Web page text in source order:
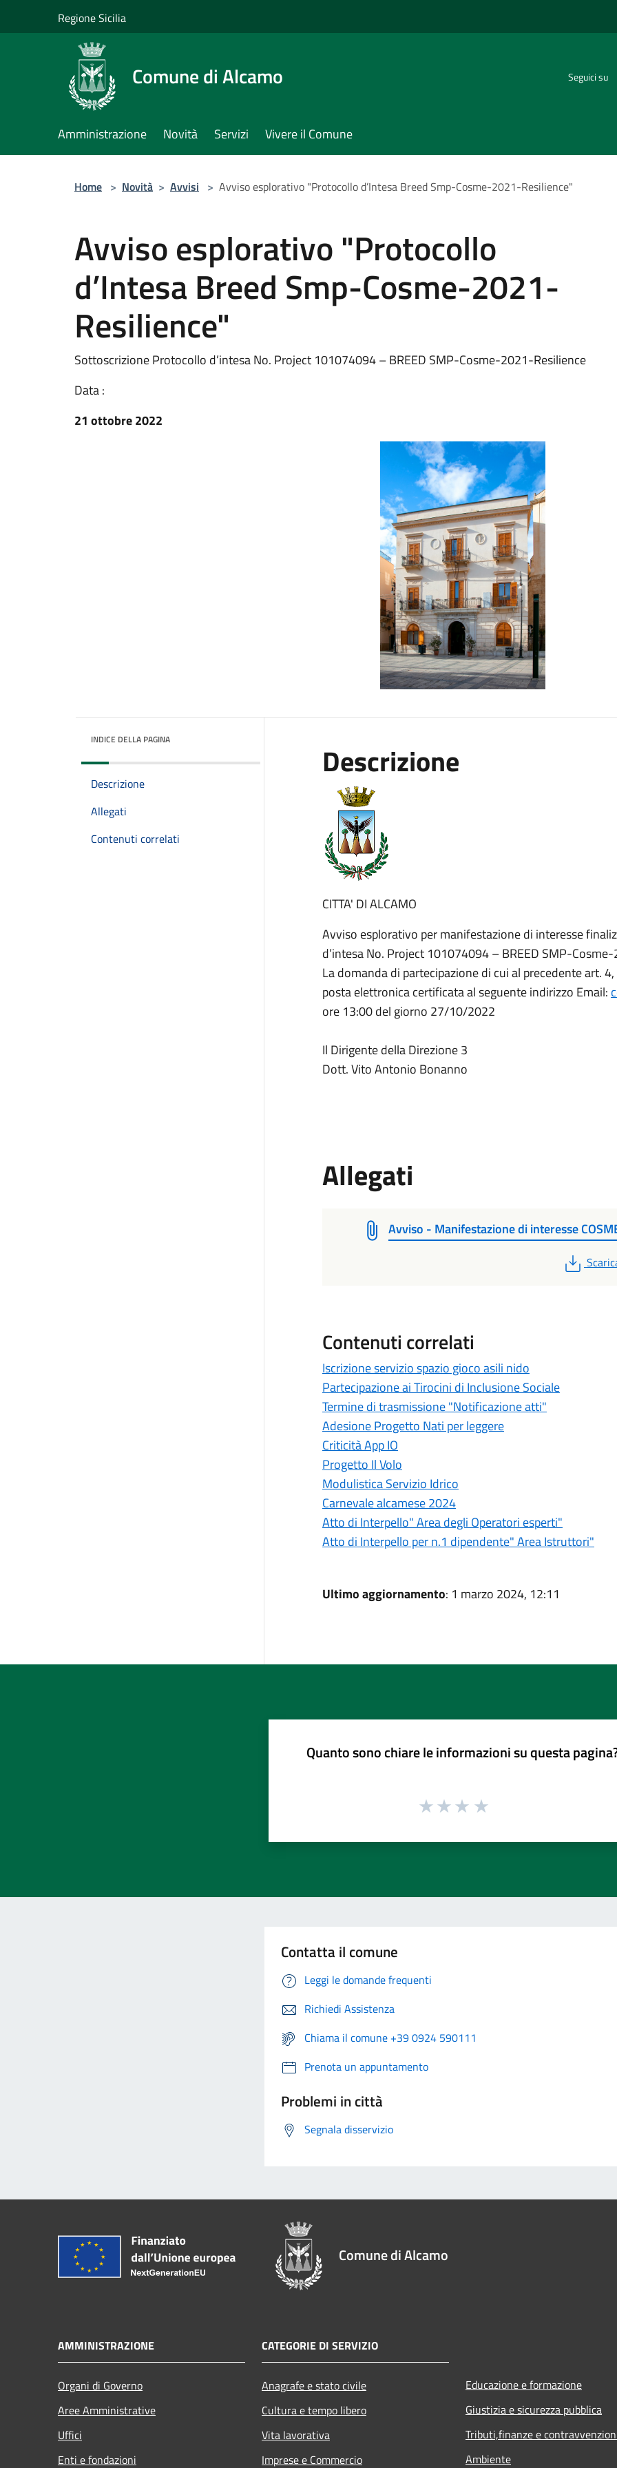
Regione Sicilia
Comune di Alcamo Seguici su
Amministrazione Novità Servizi Vivere il Comune
Home > Novità > Avvisi > Avviso esplorativo "Protocollo d’Intesa Breed Smp-Cosme-2021-Resilience"
Avviso esplorativo "Protocollo
d’Intesa Breed Smp-Cosme-2021-
Resilience"
Sottoscrizione Protocollo d’intesa No. Project 101074094 – BREED SMP-Cosme-2021-Resilience
Data :
21 ottobre 2022
INDICE DELLA PAGINA
Descrizione
Allegati
Contenuti correlati
Descrizione
CITTA' DI ALCAMO
Avviso esplorativo per manifestazione di interesse
d’intesa No. Project 101074094 – BREED SMP-
La domanda di partecipazione di cui al precedente art.
posta elettronica certificata al seguente indirizzo Email:
ore 13:00 del giorno 27/10/2022
Il Dirigente della Direzione 3
Dott. Vito Antonio Bonanno
Allegati
Avviso - Manifestazione di interesse
PDF
Contenuti correlati
Iscrizione servizio spazio gioco asili nido
Partecipazione ai Tirocini di Inclusione Sociale
Termine di trasmissione "Notificazione atti"
Adesione Progetto Nati per leggere
Criticità App IO
Progetto Il Volo
Modulistica Servizio Idrico
Carnevale alcamese 2024
Atto di Interpello" Area degli Operatori esperti"
Atto di Interpello per n.1 dipendente" Area Istruttori"
Ultimo aggiornamento: 1 marzo 2024, 12:11
Quanto sono chiare le informazioni su questa
Contatta il comune
Leggi le domande frequenti
Richiedi Assistenza
Chiama il comune +39 0924 590111
Prenota un appuntamento
Problemi in città
Segnala disservizio
Comune di Alcamo
AMMINISTRAZIONE
Organi di Governo
Aree Amministrative
Uffici
Enti e fondazioni
CATEGORIE DI SERVIZIO
Anagrafe e stato civile
Cultura e tempo libero
Vita lavorativa
Imprese e Commercio
Educazione e formazione
Giustizia e sicurezza pubblica
Tributi,finanze e
Ambiente